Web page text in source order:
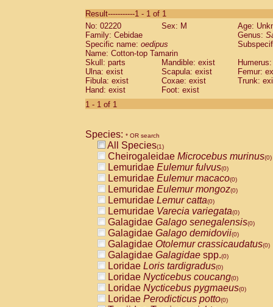
CebidaeSaguinus labiatus(0)
Cebidae Saguinus leucopus (0)
Cebidae
CebidaeSaguinus mystax
Cebidae Saguinus nigricollis (0)
Cebidae Saguinus oedipus
Cebidae Saguinus weddelli
Cebidae Saguinusspp.
Cebidae
CebidaeCebus capucinus
CebidaeCebus nigrivittatus
CebidaeCebus spp.(0)
CebidaeSaimiri boliviensis(0)
CebidaeSaimiri sciureus(0)
AtelidaeAlouatta caraya(0)
AtelidaeAlouatta fusca(0)
AtelidaeAlouatta seniculus(0)
AtelidaeAlouattaspp.(0)
AtelidaeAteles belzebuth(0)
AtelidaeAteles geoffroyi(0)
AtelidaeAteles paniscus(0)
AtelidaeAtelesspp.(0)
AtelidaeLagothrix lagothricha(0)
AtelidaeLagothrix lagothricha cana
PitheciidaeCacajao calvus
Result-----------1 - 1 of 1
No: 02220
Sex: M
Age:
Family: Cebidae
Genus:
Specific name: oedipus
Name: Cotton-top Tamarin
Skull: parts
Mandible: exist
Ulna: exist
Scapula: exist
Femur:
Fibula: exist
Coxae: exist
Trunk:
Hand: exist
Foot: exist
1 - 1 of 1
Species: * OR search
All Species(1)
Cheirogaleidae Microcebus murinus(0)
Lemuridae Eulemur fulvus(0)
Lemuridae Eulemur macaco(0)
Lemuridae Eulemur mongoz(0)
Lemuridae Lemur catta(0)
Lemuridae Varecia variegata(0)
Galagidae Galago senegalensis(0)
Galagidae Galago demidovii(0)
Galagidae Otolemur crassicaudatus(0)
Galagidae Galagidae spp.(0)
Loridae Loris tardigradus(0)
Loridae Nycticebus coucang(0)
Loridae Nycticebus pygmaeus(0)
Loridae Perodicticus potto(0)